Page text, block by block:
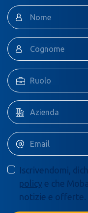
Iscrivendomi,
policy e che
notizie e offerte.